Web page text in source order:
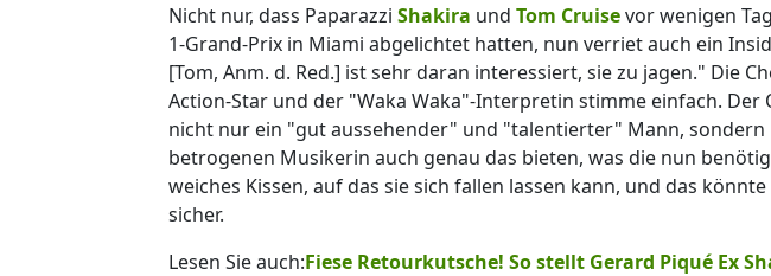
Nicht nur, dass Paparazzi Shakira und Tom Cruisevor wenigen
1-Grand-Prix in Miami abgelichtet hatten, nun verriet auch ein
[Tom, Anm. d. Red.] ist sehr daran interessiert, sie zu jagen." Die
Action-Star und der "Waka Waka"-Interpretin stimme einfach. Der
nicht nur ein "gut aussehender" und "talentierter" Mann, sondern
betrogenen Musikerin auch genau das bieten, was die nun
weiches Kissen, auf das sie sich fallen lassen kann, und das
sicher.
Lesen Sie auch:Fiese Retourkutsche! So stellt Gerard Piqué Ex